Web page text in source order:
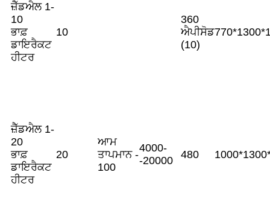
ਜ਼ੈੱਡਐਲ 1-
10
ਭਾਫ਼
ਡਾਇਰੈਕਟ
ਹੀਟਰ
10
ਆਮ
ਤਾਪਮਾਨ -
100
4000-
-20000
360
ਐਪੀਸੋਡ
(10)
ਜ਼ੈੱਡਐਲ 1-
20
ਭਾਫ਼
ਡਾਇਰੈਕਟ
ਹੀਟਰ
20 480